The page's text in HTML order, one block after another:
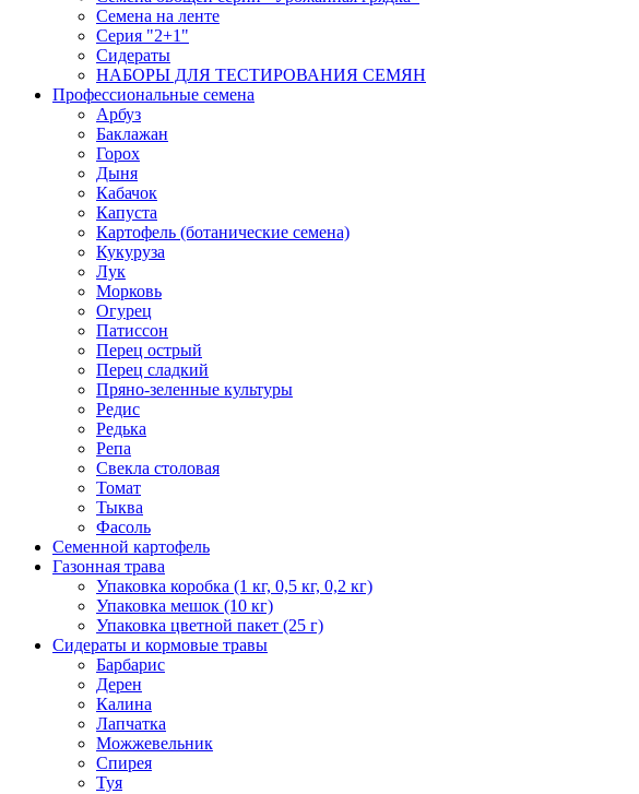
Семена на ленте
Серия "2+1"
Сидераты
НАБОРЫ ДЛЯ ТЕСТИРОВАНИЯ СЕМЯН
Профессиональные семена
Арбуз
Баклажан
Горох
Дыня
Кабачок
Капуста
Картофель (ботанические семена)
Кукуруза
Лук
Морковь
Огурец
Патиссон
Перец острый
Перец сладкий
Пряно-зеленные культуры
Редис
Редька
Репа
Свекла столовая
Томат
Тыква
Фасоль
Семенной картофель
Газонная трава
Упаковка коробка (1 кг, 0,5 кг, 0,2 кг)
Упаковка мешок (10 кг)
Упаковка цветной пакет (25 г)
Сидераты и кормовые травы
Барбарис
Дерен
Калина
Лапчатка
Можжевельник
Спирея
Туя